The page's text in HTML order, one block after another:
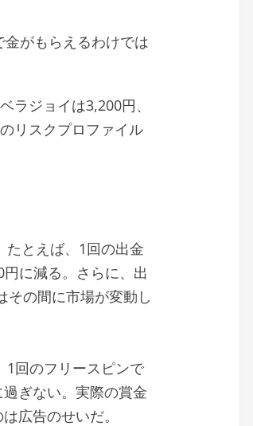
金がもらえるわけでは
ラジョイは3,200円、
リスクプロファイル
たとえば、1回の出金
に減る。さらに、出
その間に市場が変動し
1回のフリースピンで
ぎない。実際の賞金
広告のせいだ。